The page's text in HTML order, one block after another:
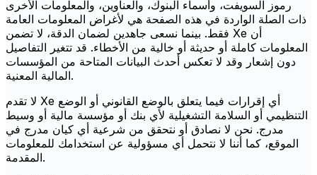
رموز السويفت، وأسماء البنوك، والعناوين، والمعلومات الأخرى
ذات الصلة الواردة في هذه الصفحة هي لأغراض المعلومات العامة
فقط. بينما نسعى جاهدين لضمان الدقة، لا تضمن Xe أن
المعلومات كاملة أو حديثة أو خالية من الأخطاء. قد تتغير التفاصيل
دون إشعار وقد لا تعكس أحدث البيانات المتاحة من المؤسسات
المالية المعنية.
لا تقدم Xe أي إقرارات فيما يتعلق بالوضع القانوني أو الوضع
التنظيمي أو السلامة التشغيلية لأي بنك أو مؤسسة مالية أو وسيط
مدرج. نحن لا نصادق أو نتحقق من شرعية أي كيان مدرج في
الموقع، كما أننا لا نتحمل أي مسؤولية عن استخدامك للمعلومات
المقدمة.